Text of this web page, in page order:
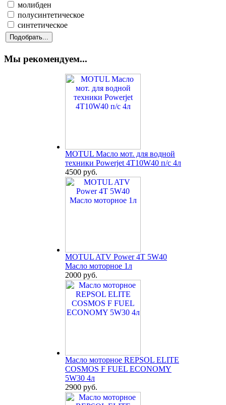
молибден
полусинтетическое
синтетическое
Мы рекомендуем...
MOTUL Масло мот. для водной
техники Powerjet 4T10W40 п/с 4л
4500 руб.
MOTUL ATV Power 4T 5W40
Масло моторное 1л
2000 руб.
Масло моторное REPSOL ELITE
COSMOS F FUEL ECONOMY
5W30 4л
2900 руб.